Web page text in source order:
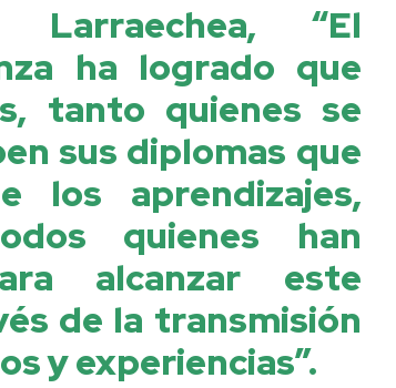
Larraechea, “El
ha logrado que
tanto quienes se
sus diplomas que
los aprendizajes,
quienes han
alcanzar este
de la transmisión
y experiencias”.